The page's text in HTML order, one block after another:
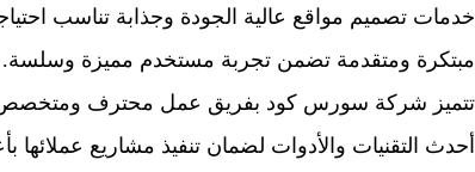
خدمات تصميم مواقع عالية الجودة وجذابة تناسب
مبتكرة ومتقدمة تضمن تجربة مستخدم مميزة وسلسة.
تتميز شركة سورس كود بفريق عمل محترف ومتخصص
أحدث التقنيات والأدوات لضمان تنفيذ مشاريع